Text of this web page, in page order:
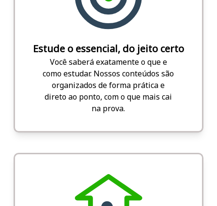
Estude o essencial, do jeito certo
Você saberá exatamente o que e
como estudar. Nossos conteúdos são
organizados de forma prática e
direto ao ponto, com o que mais cai
na prova.